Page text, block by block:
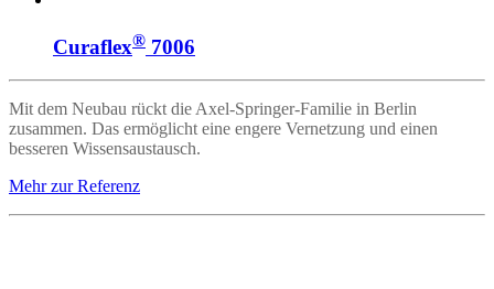
Curaflex® 7006
Mit dem Neubau rückt die Axel-Springer-Familie in Berlin
zusammen. Das ermöglicht eine engere Vernetzung und einen
besseren Wissensaustausch.
Mehr zur Referenz